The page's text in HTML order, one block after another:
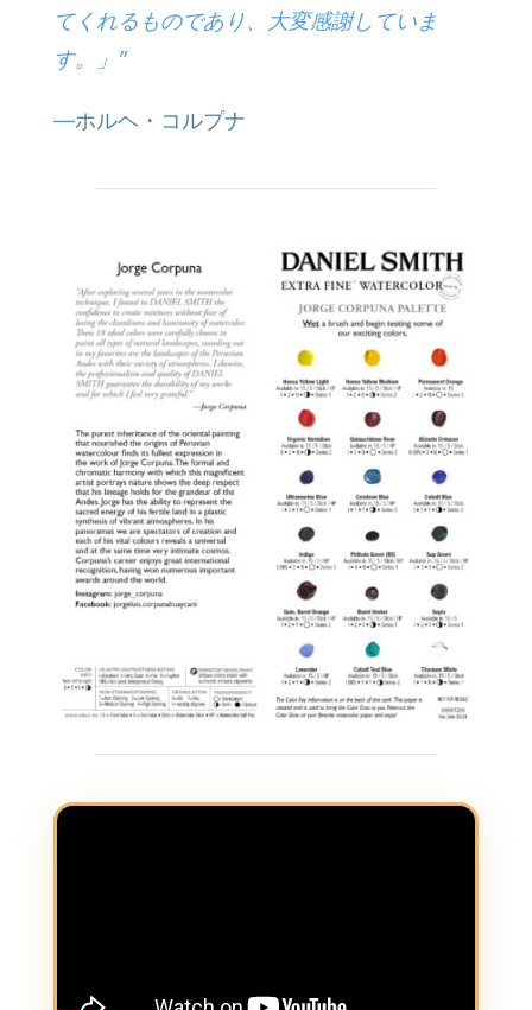
てくれるものであり、大変感謝していま
す。」”
—ホルヘ・コルプナ